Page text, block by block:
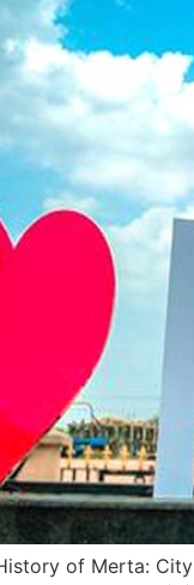
(History of Merta: